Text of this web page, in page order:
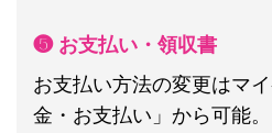
❺ お支払い・領収書
お支払い方法の変更はマ
金・お支払い」から可能。